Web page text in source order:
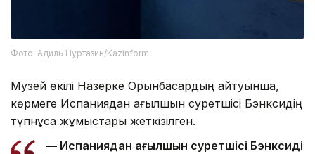
Фото: Адиль Нуртазин/Kazinform
Музей өкілі Назерке Орынбасардың айтуынша,
көрмеге Испаниядан ағылшын суретшісі Бэнксидің
түпнұсқа жұмыстары жеткізілген.
— Испаниядан ағылшын суретшісі Бэнксидің